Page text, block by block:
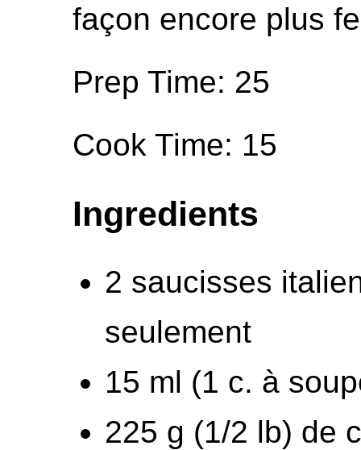
façon encore plus
Prep Time: 25
Cook Time: 15
Ingredients
2 saucisses
seulement
15 ml (1 c. à
225 g (1/2 lb) de